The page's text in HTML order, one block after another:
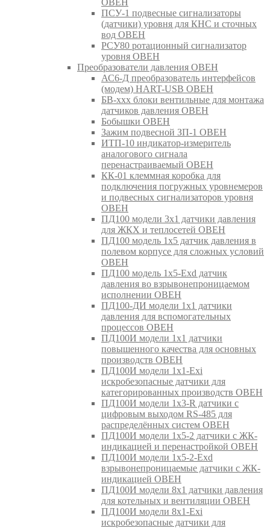
ОВЕН
ПСУ-1 подвесные сигнализаторы
(датчики) уровня для КНС и сточных
вод ОВЕН
РСУ80 ротационный сигнализатор
уровня ОВЕН
Преобразователи давления ОВЕН
АС6-Д преобразователь интерфейсов
(модем) HART-USB ОВЕН
БВ-ххх блоки вентильные для монтажа
датчиков давления ОВЕН
Бобышки ОВЕН
Зажим подвесной ЗП-1 ОВЕН
ИТП-10 индикатор-измеритель
аналогового сигнала
перенастраиваемый ОВЕН
КК-01 клеммная коробка для
подключения погружных уровнемеров
и подвесных сигнализаторов уровня
ОВЕН
ПД100 модели 3х1 датчики давления
для ЖКХ и теплосетей ОВЕН
ПД100 модель 1х5 датчик давления в
полевом корпусе для сложных условий
ОВЕН
ПД100 модель 1х5-Exd датчик
давления во взрывонепроницаемом
исполнении ОВЕН
ПД100-ДИ модели 1х1 датчики
давления для вспомогательных
процессов ОВЕН
ПД100И модели 1х1 датчики
повышенного качества для основных
производств ОВЕН
ПД100И модели 1х1-Exi
искробезопасные датчики для
категорированных производств ОВЕН
ПД100И модели 1х3-R датчики с
цифровым выходом RS-485 для
распределённых систем ОВЕН
ПД100И модели 1х5-2 датчики с ЖК-
индикацией и перенастройкой ОВЕН
ПД100И модели 1х5-2-Exd
взрывонепроницаемые датчики с ЖК-
индикацией ОВЕН
ПД100И модели 8х1 датчики давления
для котельных и вентиляции ОВЕН
ПД100И модели 8х1-Exi
искробезопасные датчики для